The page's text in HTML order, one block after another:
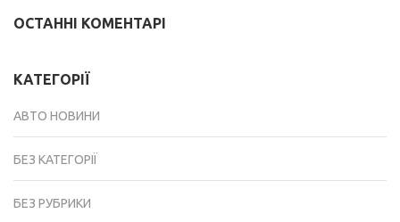
ОСТАННІ КОМЕНТАРІ
КАТЕГОРІЇ
АВТО НОВИНИ
БЕЗ КАТЕГОРІЇ
БЕЗ РУБРИКИ